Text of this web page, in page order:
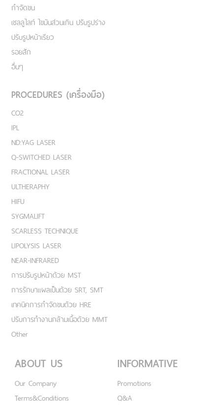
กำจัดขน
เชลลูไลท์ ไขมันส่วนเกิน ปรับรูปร่าง
ปรับรูปหน้าเรียว
รอยสัก
อื่นๆ
PROCEDURES (เครื่องมือ)
CO2
IPL
ND:YAG LASER
Q-SWITCHED LASER
FRACTIONAL LASER
ULTHERAPHY
HIFU
SYGMALIFT
SCARLESS TECHNIQUE
LIPOLYSIS LASER
NEAR-INFRARED
การปรับรูปหน้าด้วย MST
การรักษาแผลเป็นด้วย SRT, SMT
เทคนิคการกำจัดขนด้วย HRE
ปรับการทำงานกล้ามเนื้อด้วย MMT
Other
ABOUT US
Our Company
Terms&Conditions
INFORMATIVE
Promotions
Q&A